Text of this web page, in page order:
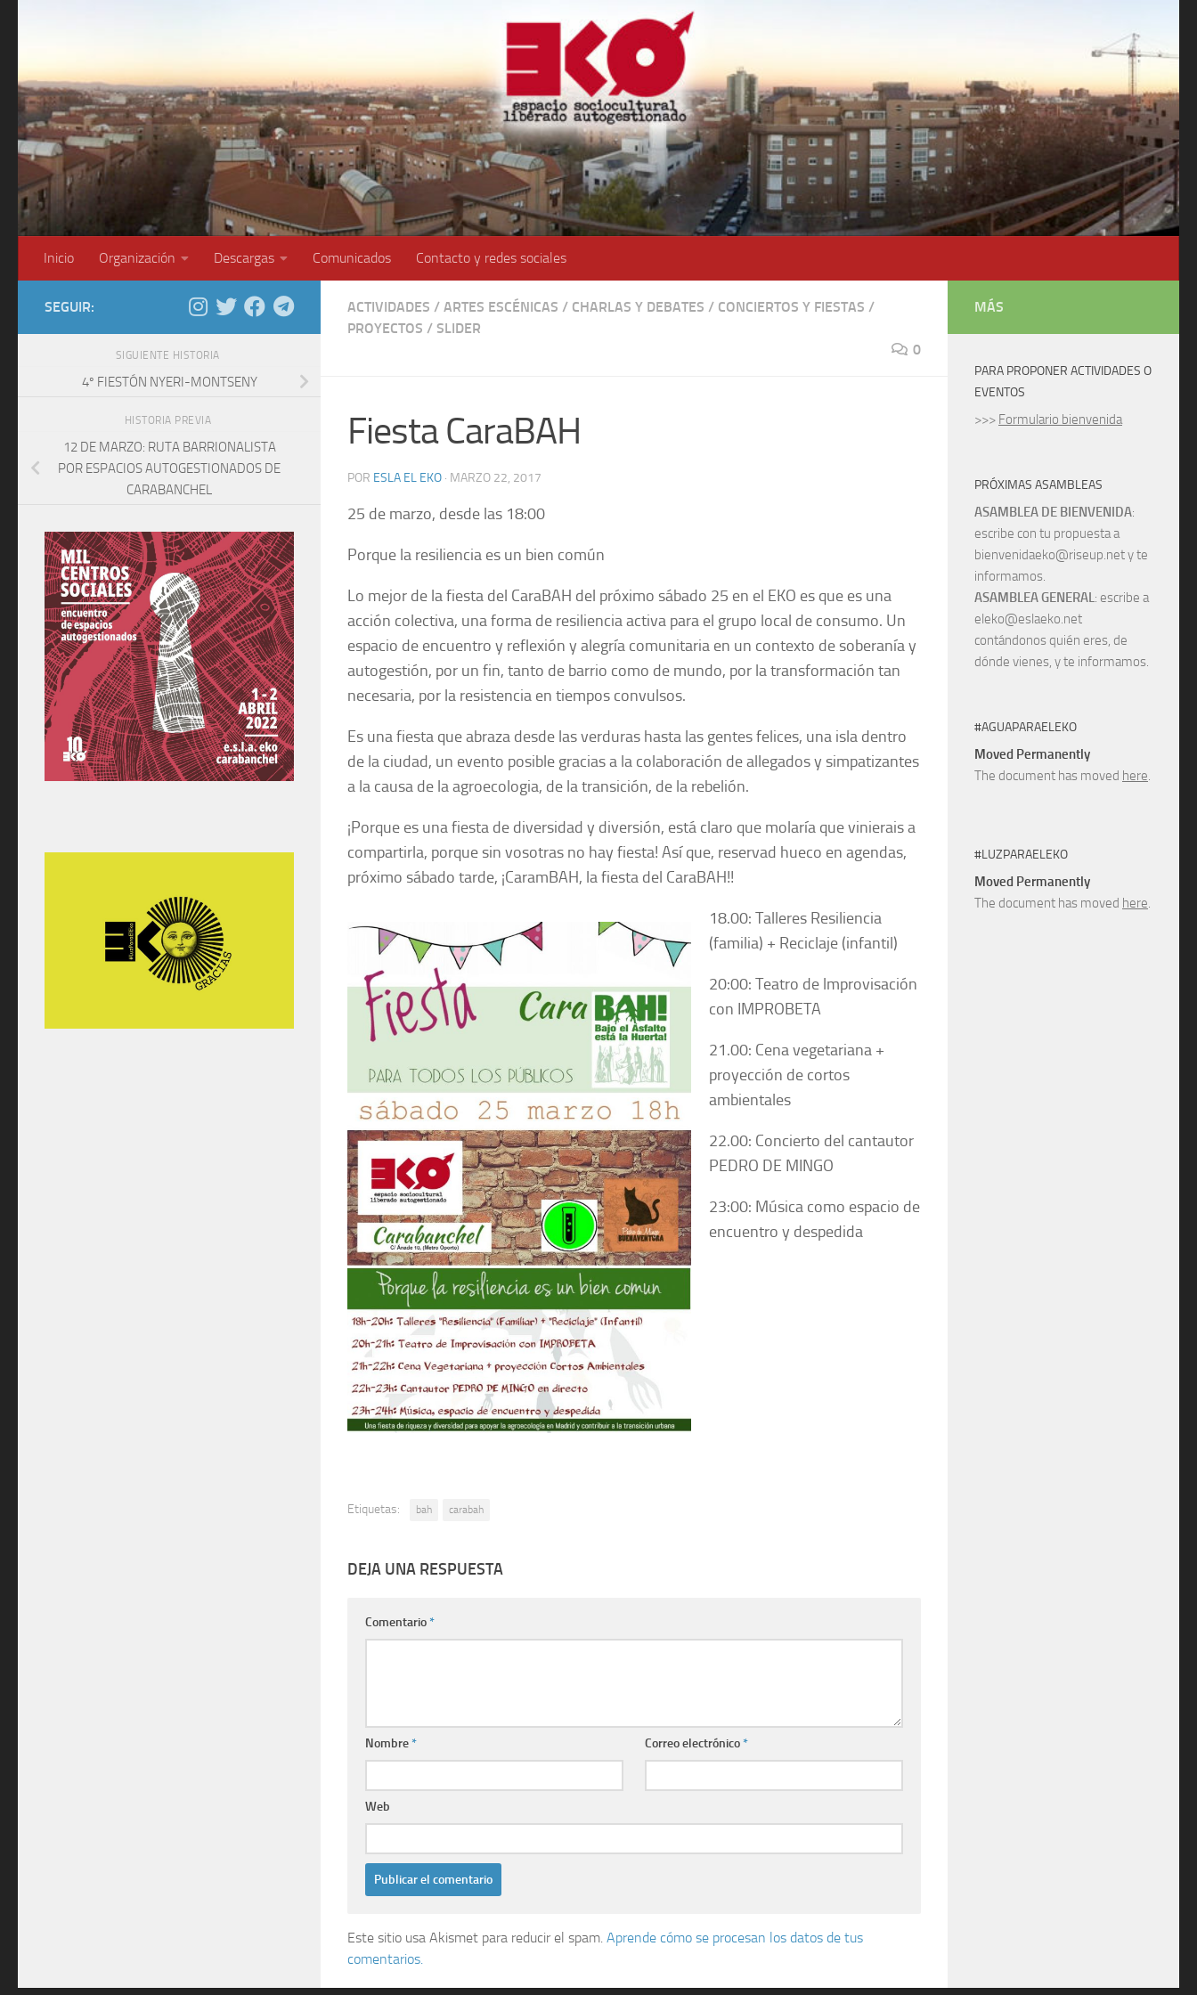
Inicio Organización Descargas Comunicados Contacto y redes sociales
ACTIVIDADES / ARTES ESCÉNICAS / CHARLAS Y DEBATES / CONCIERTOS Y FIESTAS /
PROYECTOS / SLIDER
0
Fiesta CaraBAH
POR ESLA EL EKO · MARZO 22, 2017
25 de marzo, desde las 18:00
Porque la resiliencia es un bien común
Lo mejor de la fiesta del CaraBAH del próximo sábado 25 en el EKO es que es una
acción colectiva, una forma de resiliencia activa para el grupo local de consumo. Un
espacio de encuentro y reflexión y alegría comunitaria en un contexto de soberanía y
autogestión, por un fin, tanto de barrio como de mundo, por la transformación tan
necesaria, por la resistencia en tiempos convulsos.
Es una fiesta que abraza desde las verduras hasta las gentes felices, una isla dentro
de la ciudad, un evento posible gracias a la colaboración de allegados y simpatizantes
a la causa de la agroecologia, de la transición, de la rebelión.
¡Porque es una fiesta de diversidad y diversión, está claro que molaría que vinierais a
compartirla, porque sin vosotras no hay fiesta! Así que, reservad hueco en agendas,
próximo sábado tarde, ¡CaramBAH, la fiesta del CaraBAH!!
18.00: Talleres Resiliencia
(familia) + Reciclaje (infantil)
20:00: Teatro de lmprovisación
con IMPROBETA
21.00: Cena vegetariana +
proyección de cortos
ambientales
22.00: Concierto del cantautor
PEDRO DE MINGO
23:00: Música como espacio de
encuentro y despedida
Etiquetas: bah carabah
DEJA UNA RESPUESTA
Comentario*
Nombre* Correo electrónico*
Web
Este sitio usa Akismet para reducir el spam. Aprende cómo se procesan los datos de tus
comentarios.
SEGUIR:
SIGUIENTE HISTORIA
4º FIESTÓN NYERI-MONTSENY
HISTORIA PREVIA
12 DE MARZO: RUTA BARRIONALISTA
POR ESPACIOS AUTOGESTIONADOS DE
CARABANCHEL
MÁS
PARA PROPONER ACTIVIDADES O
EVENTOS
>>> Formulario bienvenida
PRÓXIMAS ASAMBLEAS
ASAMBLEA DE BIENVENIDA:
escribe con tu propuesta a
bienvenidaeko@riseup.net y te
informamos.
ASAMBLEA GENERAL: escribe a
eleko@eslaeko.net
contándonos quién eres, de
dónde vienes, y te informamos.
#AGUAPARAELEKO
Moved Permanently
The document has moved here.
#LUZPARAELEKO
Moved Permanently
The document has moved here.